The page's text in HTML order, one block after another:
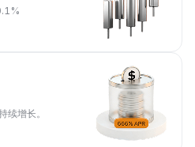
续增长。